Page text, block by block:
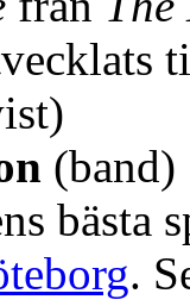
(band)
bästa
.